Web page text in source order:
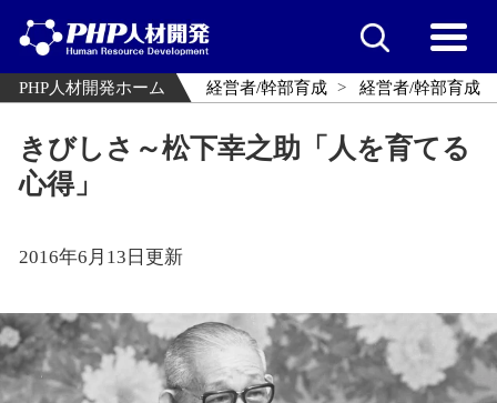
PHP人材開発ホーム 経営者/幹部育成 経営者/幹部育成
きびしさ～松下幸之助「人を育てる
心得」
2016年6月13日更新